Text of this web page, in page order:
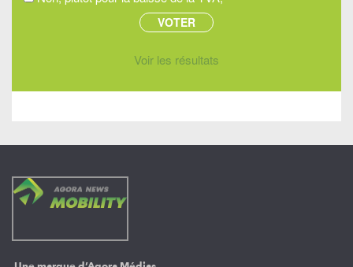
Voir les résultats